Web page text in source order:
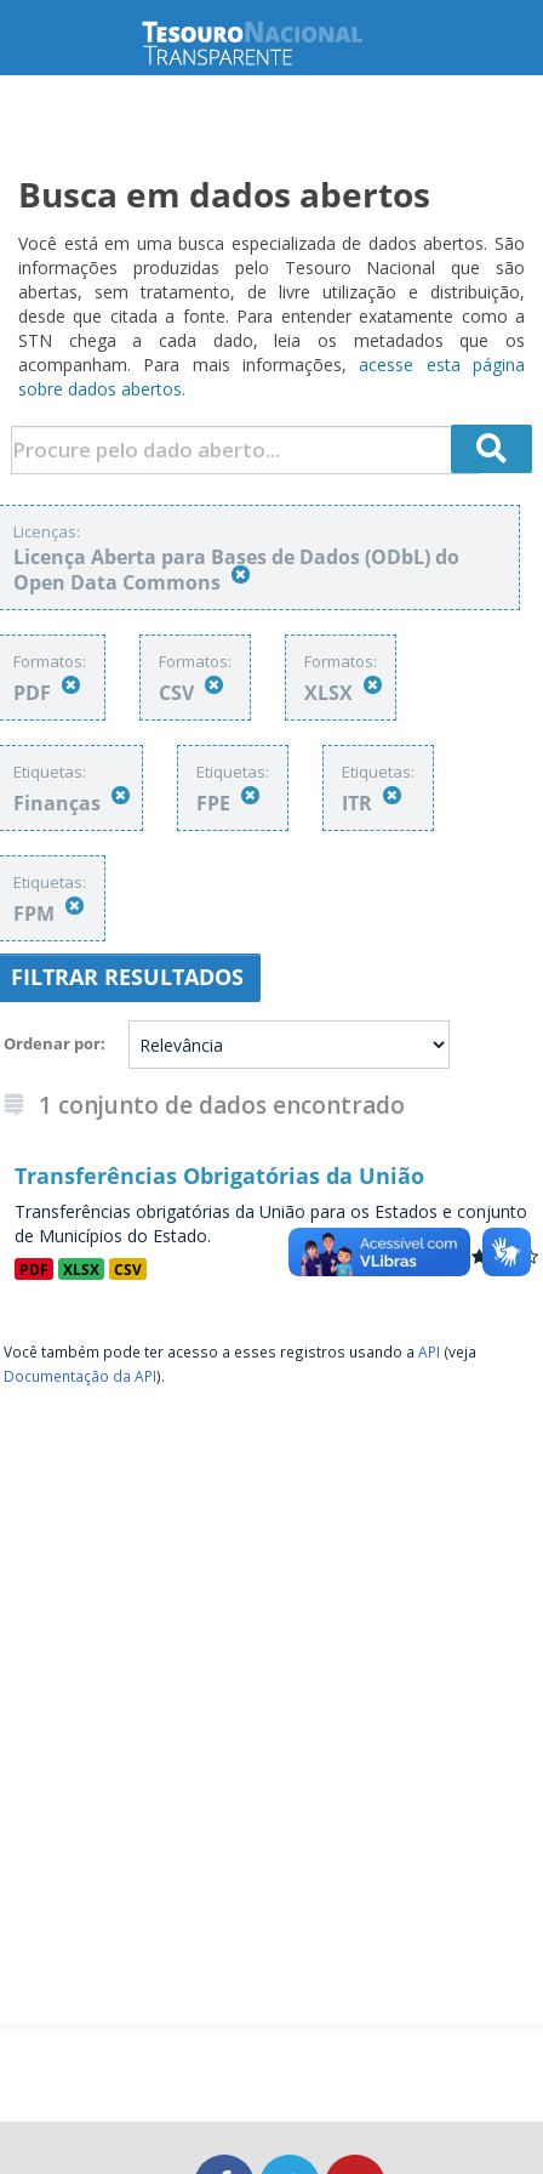
Busca em dados abertos
Você está em uma busca especializada de dados abertos. São
informações produzidas pelo Tesouro Nacional que são
abertas, sem tratamento, de livre utilização e distribuição,
desde que citada a fonte. Para entender exatamente como a
STN chega a cada dado, leia os metadados que os
acompanham. Para mais informações,acesse esta página
sobre dados abertos.
Licenças:
Licença Aberta para Bases de Dados (ODbL) do
Open Data Commons
Formatos:
PDF
Formatos:
CSV
Formatos:
XLSX
Etiquetas:
Finanças
Etiquetas:
FPE
Etiquetas:
ITR
Etiquetas:
FPM
FILTRAR RESULTADOS
Ordenar por
1 conjunto de dados encontrado
Transferências Obrigatórias da União
Transferências obrigatórias da União para os Estados e conjunto
de Municípios do Estado.
PDF XLSX CSV
Você também pode ter acesso a esses registros usando a API (veja
Documentação da API).